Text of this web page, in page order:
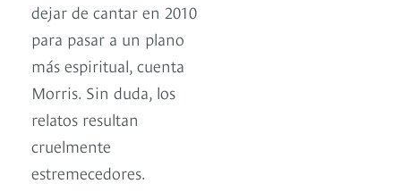
dejar de cantar en 2010
para pasar a un plano
más espiritual, cuenta
Morris. Sin duda, los
relatos resultan
cruelmente
estremecedores.